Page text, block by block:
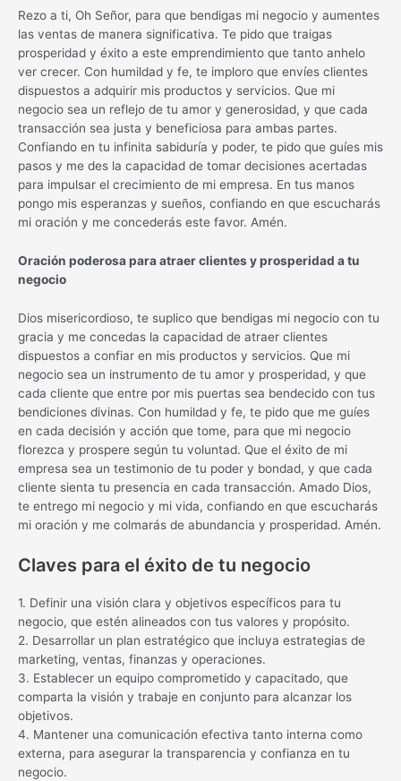
Rezo a ti, Oh Señor, para que bendigas mi negocio y aumentes
las ventas de manera significativa. Te pido que traigas
prosperidad y éxito a este emprendimiento que tanto anhelo
ver crecer. Con humildad y fe, te imploro que envíes clientes
dispuestos a adquirir mis productos y servicios. Que mi
negocio sea un reflejo de tu amor y generosidad, y que cada
transacción sea justa y beneficiosa para ambas partes.
Confiando en tu infinita sabiduría y poder, te pido que guíes mis
pasos y me des la capacidad de tomar decisiones acertadas
para impulsar el crecimiento de mi empresa. En tus manos
pongo mis esperanzas y sueños, confiando en que escucharás
mi oración y me concederás este favor. Amén.
Oración poderosa para atraer clientes y prosperidad a tu
negocio
Dios misericordioso, te suplico que bendigas mi negocio con tu
gracia y me concedas la capacidad de atraer clientes
dispuestos a confiar en mis productos y servicios. Que mi
negocio sea un instrumento de tu amor y prosperidad, y que
cada cliente que entre por mis puertas sea bendecido con tus
bendiciones divinas. Con humildad y fe, te pido que me guíes
en cada decisión y acción que tome, para que mi negocio
florezca y prospere según tu voluntad. Que el éxito de mi
empresa sea un testimonio de tu poder y bondad, y que cada
cliente sienta tu presencia en cada transacción. Amado Dios,
te entrego mi negocio y mi vida, confiando en que escucharás
mi oración y me colmarás de abundancia y prosperidad. Amén.
Claves para el éxito de tu negocio
1. Definir una visión clara y objetivos específicos para tu
negocio, que estén alineados con tus valores y propósito.
2. Desarrollar un plan estratégico que incluya estrategias de
marketing, ventas, finanzas y operaciones.
3. Establecer un equipo comprometido y capacitado, que
comparta la visión y trabaje en conjunto para alcanzar los
objetivos.
4. Mantener una comunicación efectiva tanto interna como
externa, para asegurar la transparencia y confianza en tu
negocio.